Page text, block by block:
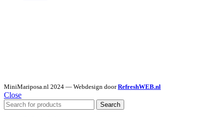
MiniMariposa.nl 2024 — Webdesign doorRefreshWEB.nl
Close
Search